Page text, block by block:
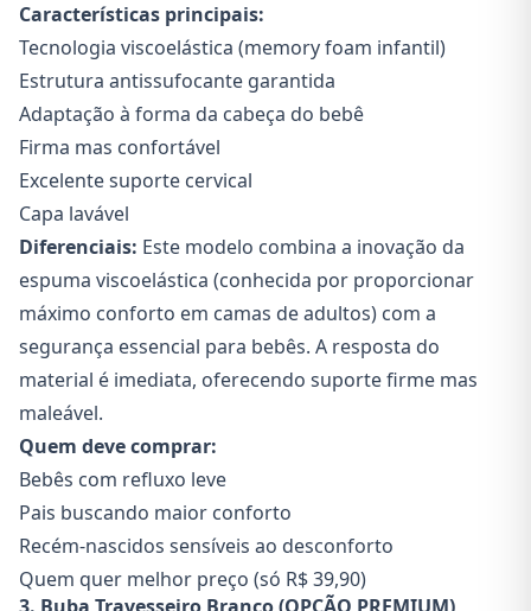
Características principais:
Tecnologia viscoelástica (memory foam infantil)
Estrutura antissufocante garantida
Adaptação à forma da cabeça do bebê
Firma mas confortável
Excelente suporte cervical
Capa lavável
Diferenciais: Este modelo combina a inovação da
espuma viscoelástica (conhecida por proporcionar
máximo conforto em camas de adultos) com a
segurança essencial para bebês. A resposta do
material é imediata, oferecendo suporte firme mas
maleável.
Quem deve comprar:
Bebês com refluxo leve
Pais buscando maior conforto
Recém-nascidos sensíveis ao desconforto
Quem quer melhor preço (só R$ 39,90)